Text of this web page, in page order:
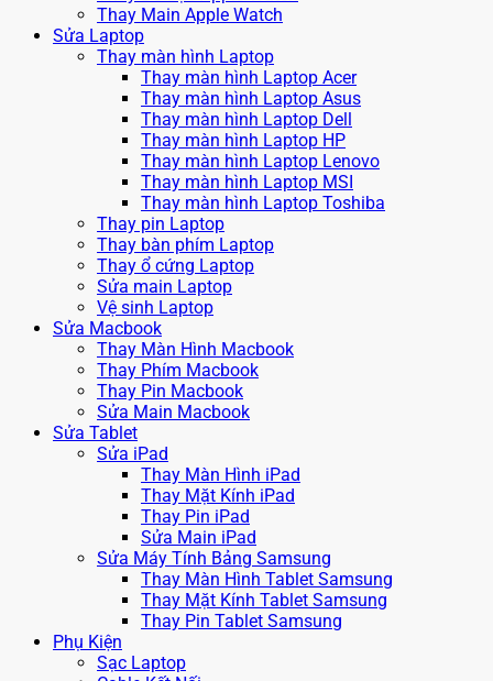
Thay Main Apple Watch
Sửa Laptop
Thay màn hình Laptop
Thay màn hình Laptop Acer
Thay màn hình Laptop Asus
Thay màn hình Laptop Dell
Thay màn hình Laptop HP
Thay màn hình Laptop Lenovo
Thay màn hình Laptop MSI
Thay màn hình Laptop Toshiba
Thay pin Laptop
Thay bàn phím Laptop
Thay ổ cứng Laptop
Sửa main Laptop
Vệ sinh Laptop
Sửa Macbook
Thay Màn Hình Macbook
Thay Phím Macbook
Thay Pin Macbook
Sửa Main Macbook
Sửa Tablet
Sửa iPad
Thay Màn Hình iPad
Thay Mặt Kính iPad
Thay Pin iPad
Sửa Main iPad
Sửa Máy Tính Bảng Samsung
Thay Màn Hình Tablet Samsung
Thay Mặt Kính Tablet Samsung
Thay Pin Tablet Samsung
Phụ Kiện
Sạc Laptop